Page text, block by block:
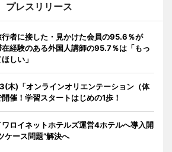
プレスリリース
行者に接した・見かけた会員の95.6％が
在経験のある外国人講師の95.7％は「もっ
しい」
木)「オンラインオリエンテーション（体
催！学習スタートはじめの1歩！
ワロイネットホテルズ運営4ホテルへ導入開
ース問題”解決へ